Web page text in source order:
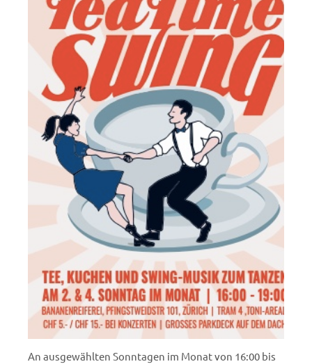
An ausgewählten Sonntagen im Monat von 16:00 bis